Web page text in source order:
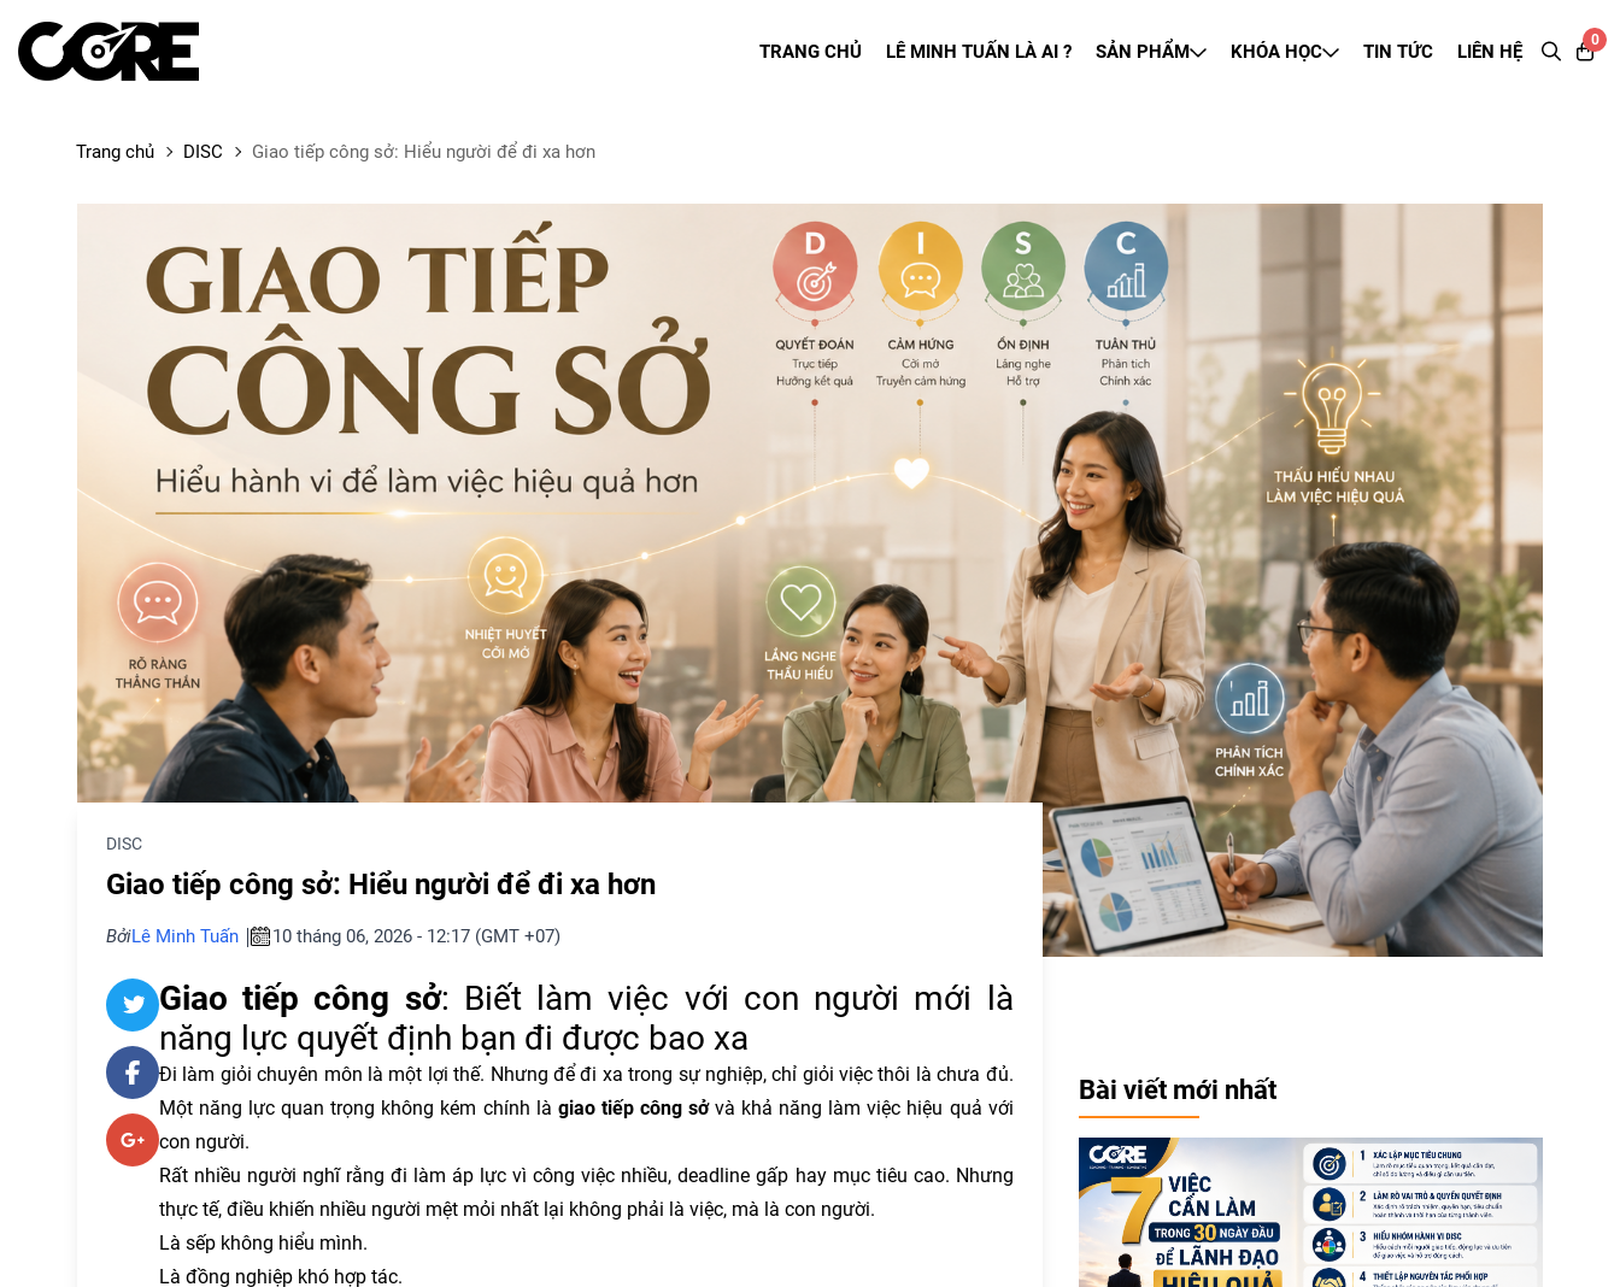
TRANG CHỦ LÊ MINH TUẤN LÀ AI ? SẢN PHẨM KHÓA HỌC TIN TỨC LIÊN HỆ
0
Trang chủ DISC Giao tiếp công sở: Hiểu người để đi xa hơn
DISC
Giao tiếp công sở: Hiểu người để đi xa hơn
BởiLê Minh Tuấn 10 tháng 06, 2026 - 12:17 (GMT +07)
Giao tiếp công sở: Biết làm việc với con người mới là
năng lực quyết định bạn đi được bao xa
Đi làm giỏi chuyên môn là một lợi thế. Nhưng để đi xa trong sự nghiệp, chỉ giỏi việc thôi là chưa đủ.
Một năng lực quan trọng không kém chính là giao tiếp công sởvà khả năng làm việc hiệu quả với
con người.
Rất nhiều người nghĩ rằng đi làm áp lực vì công việc nhiều, deadline gấp hay mục tiêu cao. Nhưng
thực tế, điều khiến nhiều người mệt mỏi nhất lại không phải là việc, mà là con người.
Là sếp không hiểu mình.
Là đồng nghiệp khó hợp tác.
Bài viết mới nhất